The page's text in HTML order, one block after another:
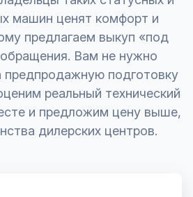
машин ценят комфорт и
предлагаем выкуп «под
Вам не нужно
предпродажную подготовку
реальный технический
и предложим цену выше,
дилерских центров.